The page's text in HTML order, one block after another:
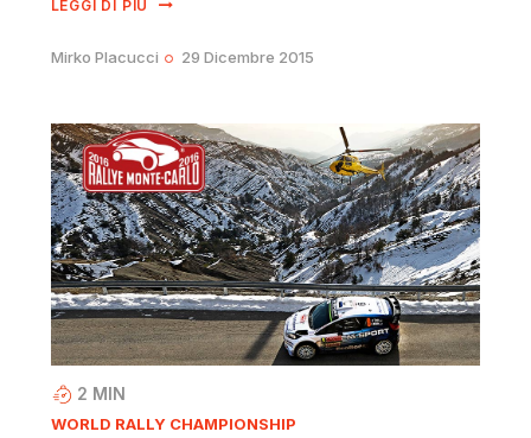
LEGGI DI PIÙ
Mirko Placucci 29 Dicembre 2015
2 MIN
WORLD RALLY CHAMPIONSHIP